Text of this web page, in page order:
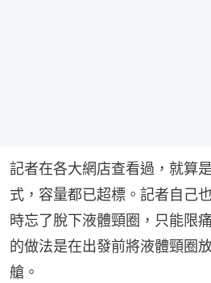
記者在各大網店查看過，就算
式，容量都已超標。記者自己
時忘了脫下液體頸圈，只能限
的做法是在出發前將液體頸圈
艙。